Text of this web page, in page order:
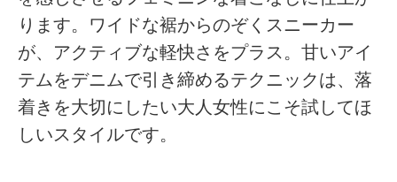
ります。ワイドな裾からのぞくスニーカー
が、アクティブな軽快さをプラス。甘いアイ
テムをデニムで引き締めるテクニックは、落
着きを大切にしたい大人女性にこそ試してほ
しいスタイルです。